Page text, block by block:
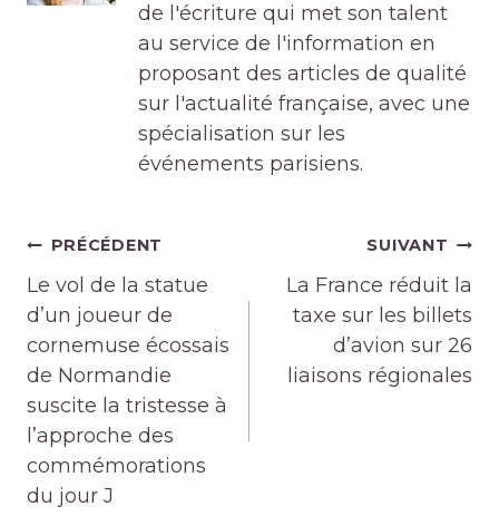
de l'écriture qui met son talent
au service de l'information en
proposant des articles de qualité
sur l'actualité française, avec une
spécialisation sur les
événements parisiens.
Navigation
de
l’article
PRÉCÉDENT
Le vol de la statue
d’un joueur de
cornemuse écossais
de Normandie
suscite la tristesse à
l’approche des
commémorations
du jour J
SUIVANT
La France réduit la
taxe sur les billets
d’avion sur 26
liaisons régionales